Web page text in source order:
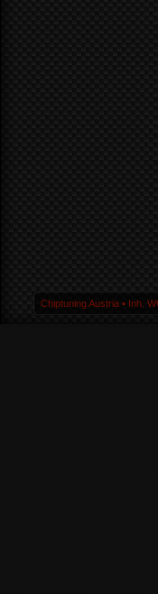
Chiptuning Austria ▪ Inh.